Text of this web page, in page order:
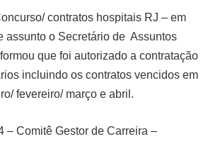
contratos hospitais RJ – em
assunto o Secretário de Assuntos
que foi autorizado a contratação
incluindo os contratos vencidos em
fevereiro/ março e abril.
– Comitê Gestor de Carreira –